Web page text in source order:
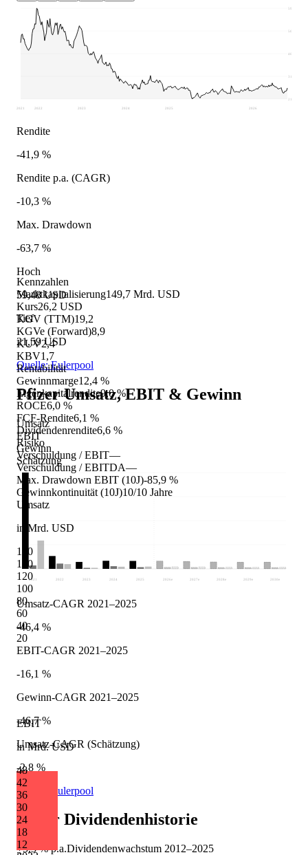
Kennzahlen
Marktkapitalisierung149,7 Mrd. USD
Kurs26,2 USD
KGV (TTM)19,2
KGVe (Forward)8,9
KUV2,4
KBV1,7
Rentabilität
Gewinnmarge12,4 %
Eigenkapitalrendite9,0 %
ROCE6,0 %
FCF-Rendite6,1 %
Dividendenrendite6,6 %
Risiko
Verschuldung / EBIT—
Verschuldung / EBITDA—
Max. Drawdown EBIT (10J)-85,9 %
Gewinnkontinuität (10J)10/10 Jahre
Umsatz
in Mrd. USD
160
140
120
100
80
60
40
20
EBIT
in Mrd. USD
48
42
36
30
24
18
12
21,59
31,06
40,54
50,01
59,48
2021 2022 2023 2024 2025 2026
Rendite
-41,9 %
Rendite p.a. (CAGR)
-10,3 %
Max. Drawdown
-63,7 %
Hoch
59,48 USD
Tief
21,59 USD
Quelle: Eulerpool
PfizerUmsatz, EBIT & Gewinn
Umsatz
EBIT
Gewinn
Schätzung
2021 2022 2023 2024 2025 2026 e 2027 e 2028 e 2029 e 2030e
Umsatz-CAGR 2021–2025
-46,4 %
EBIT-CAGR 2021–2025
-16,1 %
Gewinn-CAGR 2021–2025
-46,7 %
Umsatz-CAGR (Schätzung)
-2,8 %
Quelle: Eulerpool
Pfizer Dividendenhistorie
+5,3 % p.a.Dividendenwachstum 2012–2025